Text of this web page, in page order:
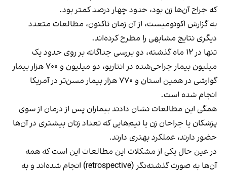
که جراح آن‌ها زن بود، حدود چهار درصد کمتر بود.
به گزارش اکونومیست، از آن زمان تاکنون، مطالعات متعدد
دیگری نتایج مشابهی را مطرح کرده‌اند.
تنها در ۱۲ ماه گذشته، دو بررسی جداگانه بر روی حدود یک
میلیون بیمار جراحی‌شده در انتاریو، دو میلیون و ۷۰۰ هزار بیمار
گوارشی در همین استان و ۷۷۰ هزار بیمار مسن‌تر در آمریکا
انجام شده است.
همگی این مطالعات نشان دادند بیماران پس از درمان از سوی
پزشکان یا جراحان زن یا تیم‌هایی که تعداد زنان بیشتری در آن‌ها
حضور دارند، عملکرد بهتری دارند.
در عین حال یکی از مشکلات این مطالعات این است که همه
آن‌ها به صورت گذشته‌نگر (retrospective) انجام شده‌اند و به